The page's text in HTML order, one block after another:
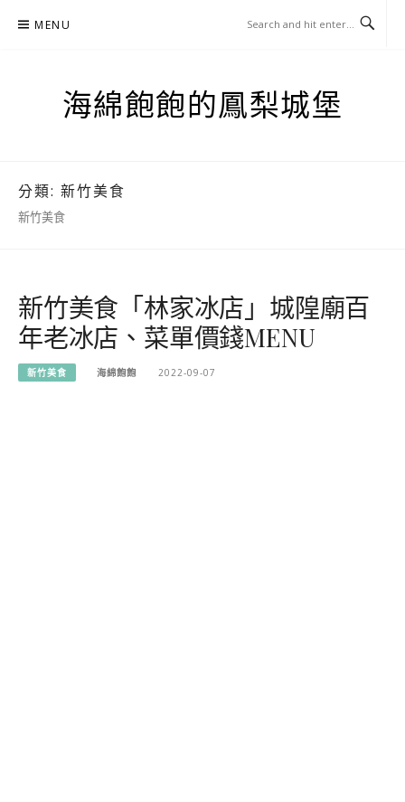
MENU
海綿飽飽的鳳梨城堡
分類: 新竹美食
新竹美食
新竹美食「林家冰店」城隍廟百
年老冰店、菜單價錢MENU
新竹美食 海綿飽飽 2022-09-07